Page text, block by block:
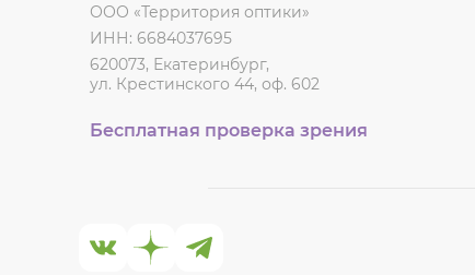
ООО «Территория оптики»
ИНН: 6684037695
620073, Екатеринбург,
ул. Крестинского 44, оф. 602
Бесплатная проверка зрения